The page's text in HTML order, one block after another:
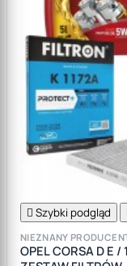
 Szybki podgląd
NIEZNANY
OPEL CORSA D E /